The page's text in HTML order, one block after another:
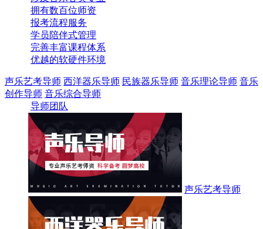
拥有数百位师资
报考流程服务
学员陪伴式管理
完善丰富课程体系
优越的软硬件环境
声乐艺考导师 西洋器乐导师 民族器乐导师 音乐理论导师 音乐
创作导师 音乐综合导师
导师团队
声乐艺考导师